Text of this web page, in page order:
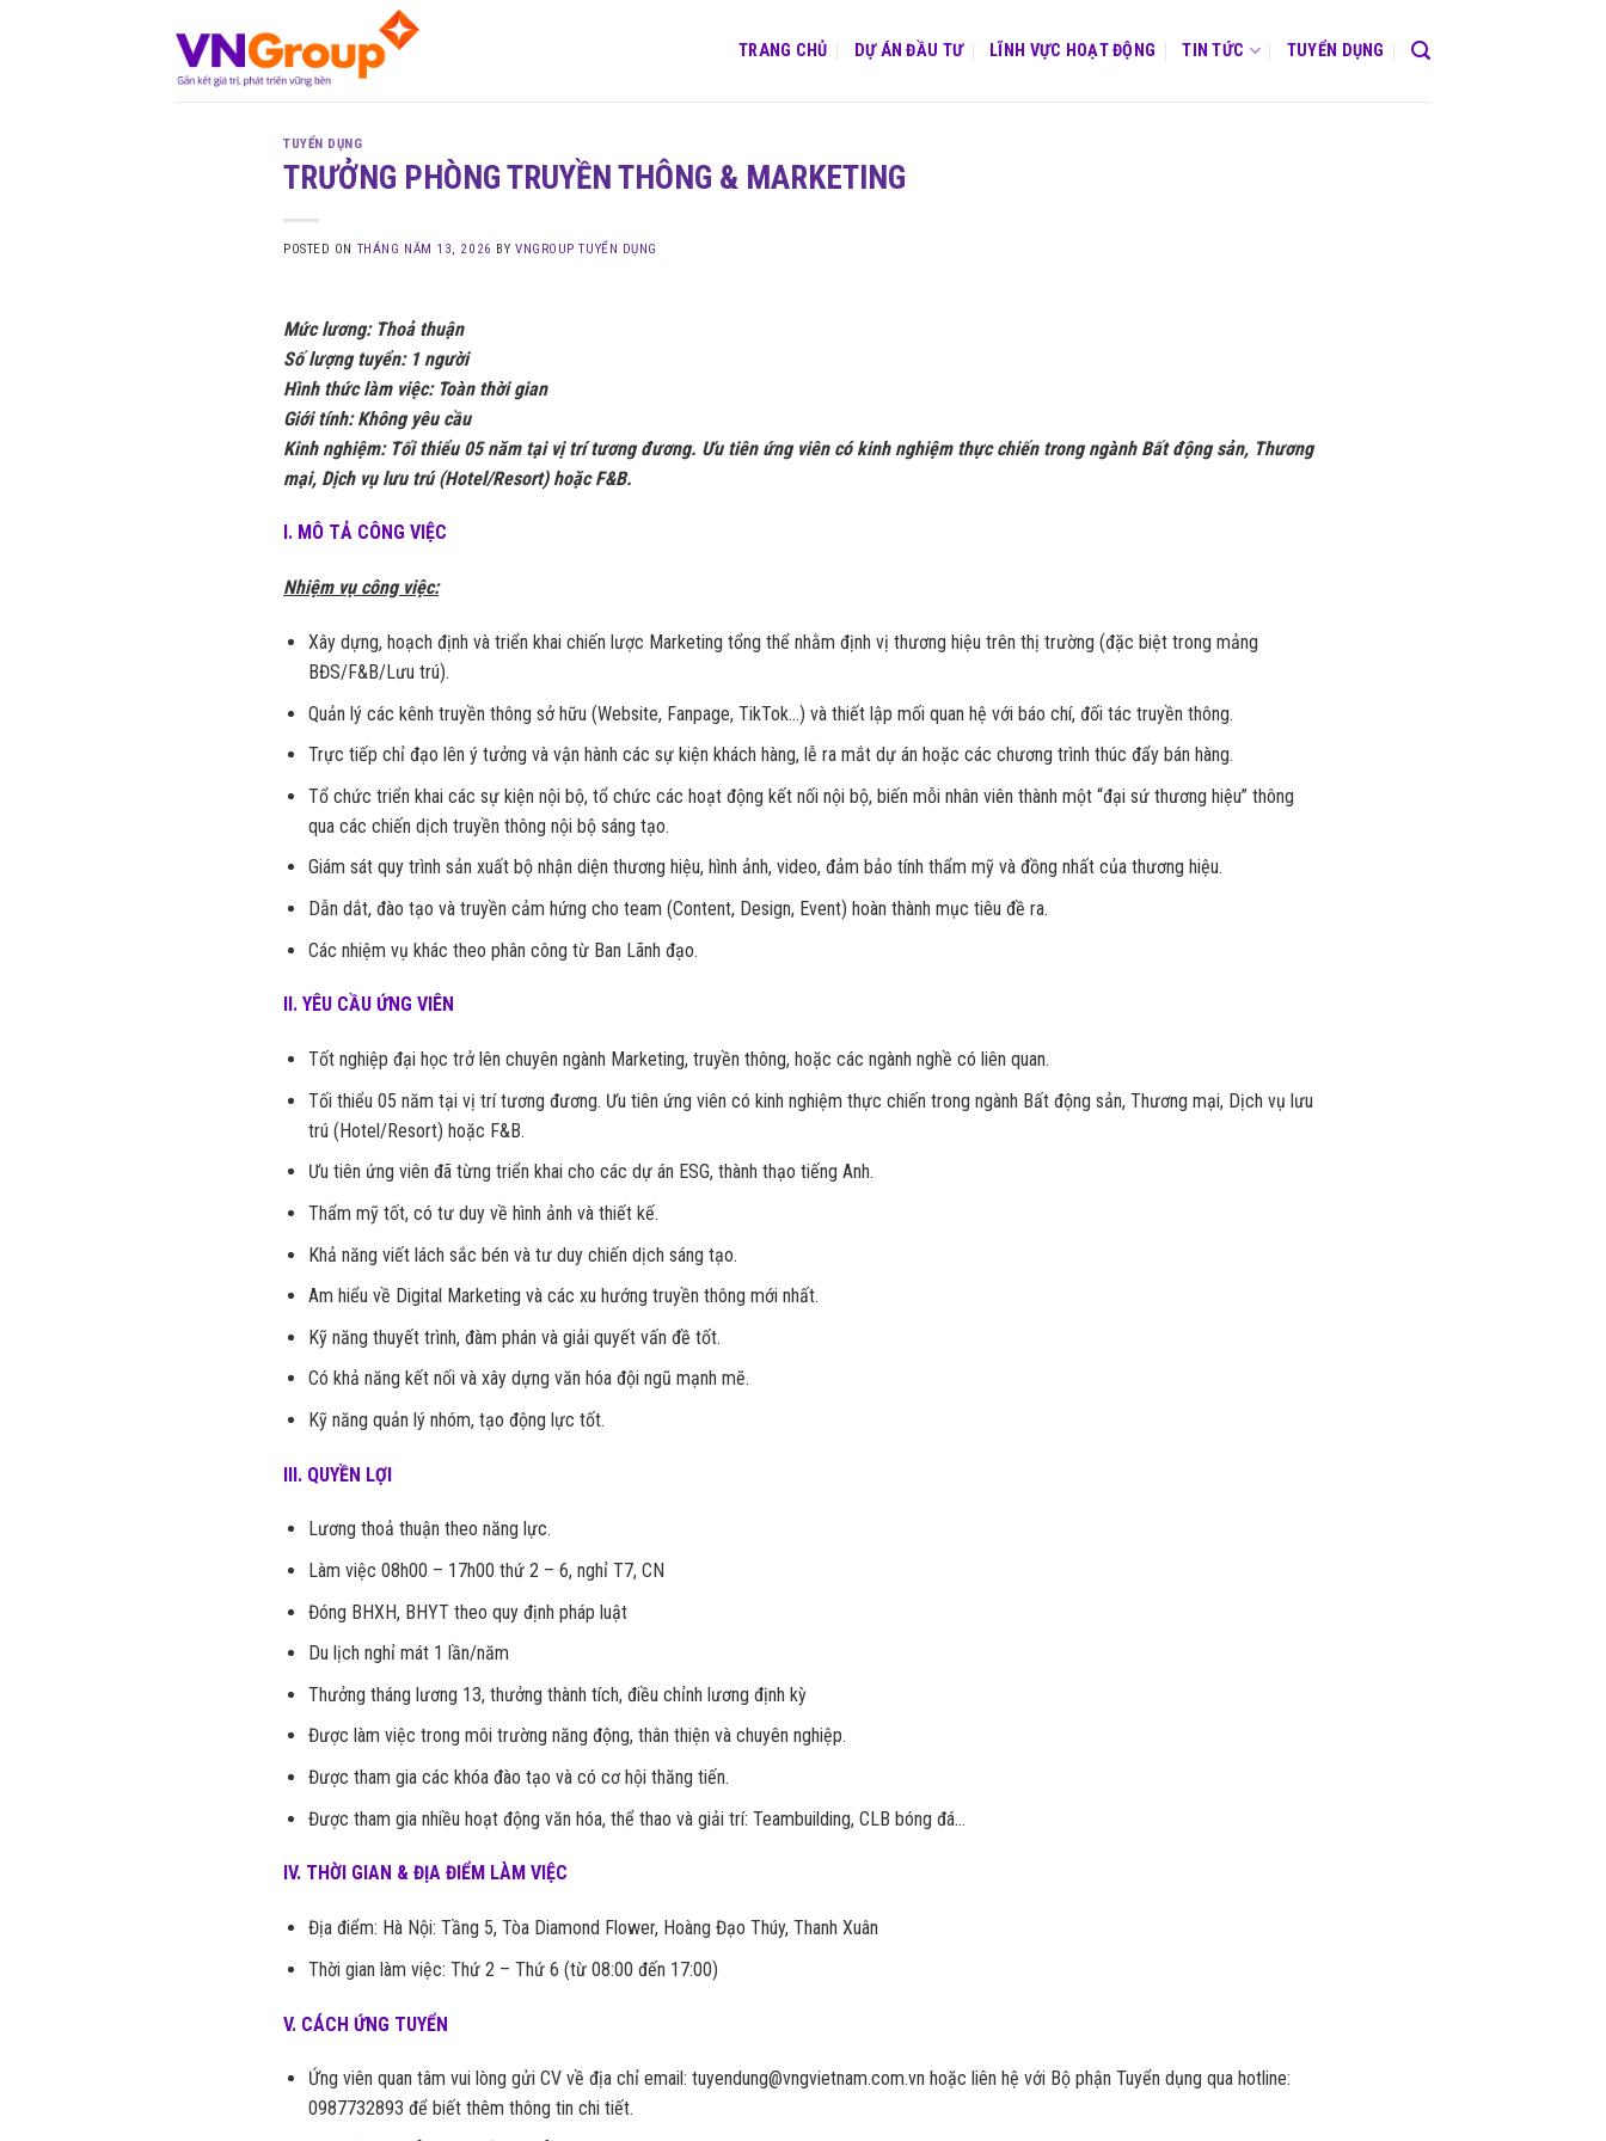
TRANG CHỦ DỰ ÁN ĐẦU TƯ LĨNH VỰC HOẠT ĐỘNG TIN TỨC TUYỂN DỤNG
TUYỂN DỤNG
TRƯỞNG PHÒNG TRUYỀN THÔNG & MARKETING
POSTED ON THÁNG NĂM 13, 2026 BY VNGROUP TUYỂN DỤNG
Mức lương: Thoả thuận
Số lượng tuyển: 1 người
Hình thức làm việc: Toàn thời gian
Giới tính: Không yêu cầu
Kinh nghiệm: Tối thiểu 05 năm tại vị trí tương đương. Ưu tiên ứng viên có kinh nghiệm thực chiến trong ngành Bất động sản, Thương
mại, Dịch vụ lưu trú (Hotel/Resort) hoặc F&B.
I. MÔ TẢ CÔNG VIỆC
Nhiệm vụ công việc:
Xây dựng, hoạch định và triển khai chiến lược Marketing tổng thể nhằm định vị thương hiệu trên thị trường (đặc biệt trong mảng
BĐS/F&B/Lưu trú).
Quản lý các kênh truyền thông sở hữu (Website, Fanpage, TikTok…) và thiết lập mối quan hệ với báo chí, đối tác truyền thông.
Trực tiếp chỉ đạo lên ý tưởng và vận hành các sự kiện khách hàng, lễ ra mắt dự án hoặc các chương trình thúc đẩy bán hàng.
Tổ chức triển khai các sự kiện nội bộ, tổ chức các hoạt động kết nối nội bộ, biến mỗi nhân viên thành một “đại sứ thương hiệu” thông
qua các chiến dịch truyền thông nội bộ sáng tạo.
Giám sát quy trình sản xuất bộ nhận diện thương hiệu, hình ảnh, video, đảm bảo tính thẩm mỹ và đồng nhất của thương hiệu.
Dẫn dắt, đào tạo và truyền cảm hứng cho team (Content, Design, Event) hoàn thành mục tiêu đề ra.
Các nhiệm vụ khác theo phân công từ Ban Lãnh đạo.
II. YÊU CẦU ỨNG VIÊN
Tốt nghiệp đại học trở lên chuyên ngành Marketing, truyền thông, hoặc các ngành nghề có liên quan.
Tối thiểu 05 năm tại vị trí tương đương. Ưu tiên ứng viên có kinh nghiệm thực chiến trong ngành Bất động sản, Thương mại, Dịch vụ lưu
trú (Hotel/Resort) hoặc F&B.
Ưu tiên ứng viên đã từng triển khai cho các dự án ESG, thành thạo tiếng Anh.
Thẩm mỹ tốt, có tư duy về hình ảnh và thiết kế.
Khả năng viết lách sắc bén và tư duy chiến dịch sáng tạo.
Am hiểu về Digital Marketing và các xu hướng truyền thông mới nhất.
Kỹ năng thuyết trình, đàm phán và giải quyết vấn đề tốt.
Có khả năng kết nối và xây dựng văn hóa đội ngũ mạnh mẽ.
Kỹ năng quản lý nhóm, tạo động lực tốt.
III. QUYỀN LỢI
Lương thoả thuận theo năng lực.
Làm việc 08h00 – 17h00 thứ 2 – 6, nghỉ T7, CN
Đóng BHXH, BHYT theo quy định pháp luật
Du lịch nghỉ mát 1 lần/năm
Thưởng tháng lương 13, thưởng thành tích, điều chỉnh lương định kỳ
Được làm việc trong môi trường năng động, thân thiện và chuyên nghiệp.
Được tham gia các khóa đào tạo và có cơ hội thăng tiến.
Được tham gia nhiều hoạt động văn hóa, thể thao và giải trí: Teambuilding, CLB bóng đá…
IV. THỜI GIAN & ĐỊA ĐIỂM LÀM VIỆC
Địa điểm: Hà Nội: Tầng 5, Tòa Diamond Flower, Hoàng Đạo Thúy, Thanh Xuân
Thời gian làm việc: Thứ 2 – Thứ 6 (từ 08:00 đến 17:00)
V. CÁCH ỨNG TUYỂN
Ứng viên quan tâm vui lòng gửi CV về địa chỉ email: tuyendung@vngvietnam.com.vn hoặc liên hệ với Bộ phận Tuyển dụng qua hotline:
0987732893 để biết thêm thông tin chi tiết.